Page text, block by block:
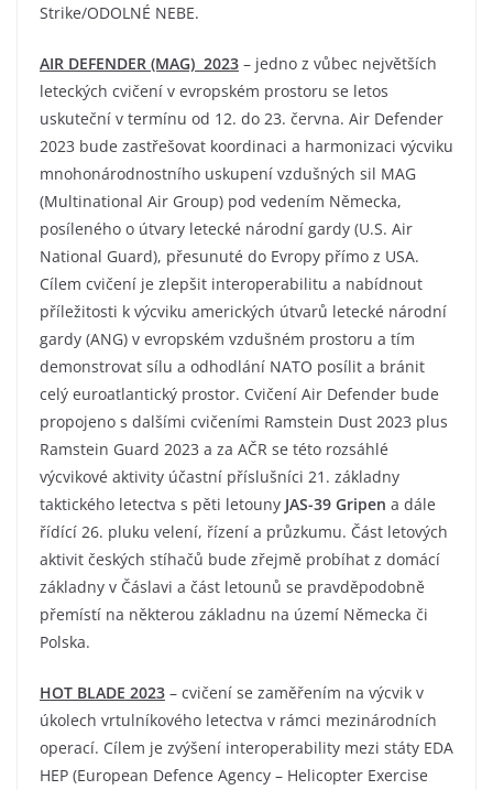
Strike/ODOLNÉ NEBE.
AIR DEFENDER (MAG) 2023 – jedno z vůbec největších
leteckých cvičení v evropském prostoru se letos
uskuteční v termínu od 12. do 23. června. Air Defender
2023 bude zastřešovat koordinaci a harmonizaci výcviku
mnohonárodnostního uskupení vzdušných sil MAG
(Multinational Air Group) pod vedením Německa,
posíleného o útvary letecké národní gardy (U.S. Air
National Guard), přesunuté do Evropy přímo z USA.
Cílem cvičení je zlepšit interoperabilitu a nabídnout
příležitosti k výcviku amerických útvarů letecké národní
gardy (ANG) v evropském vzdušném prostoru a tím
demonstrovat sílu a odhodlání NATO posílit a bránit
celý euroatlantický prostor. Cvičení Air Defender bude
propojeno s dalšími cvičeními Ramstein Dust 2023 plus
Ramstein Guard 2023 a za AČR se této rozsáhlé
výcvikové aktivity účastní příslušníci 21. základny
taktického letectva s pěti letouny JAS-39 Gripen a dále
řídící 26. pluku velení, řízení a průzkumu. Část letových
aktivit českých stíhačů bude zřejmě probíhat z domácí
základny v Čáslavi a část letounů se pravděpodobně
přemístí na některou základnu na území Německa či
Polska.
HOT BLADE 2023 – cvičení se zaměřením na výcvik v
úkolech vrtulníkového letectva v rámci mezinárodních
operací. Cílem je zvýšení interoperability mezi státy EDA
HEP (European Defence Agency – Helicopter Exercise